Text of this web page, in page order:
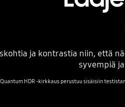
ja kontrastia niin, että
syvempiä
HDR -kirkkaus perustuu sisäisiin